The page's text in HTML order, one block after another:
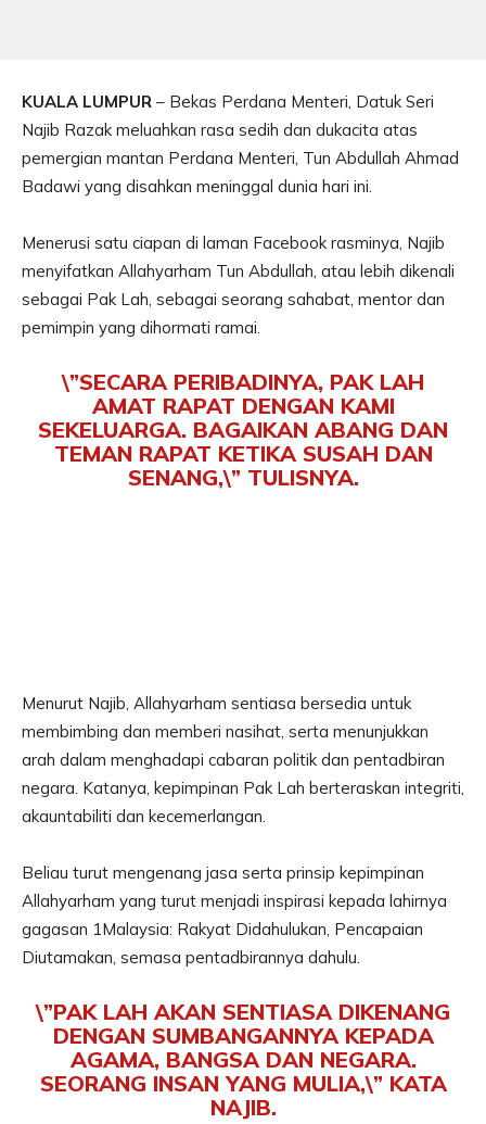
KUALA LUMPUR – Bekas Perdana Menteri, Datuk Seri
Najib Razak meluahkan rasa sedih dan dukacita atas
pemergian mantan Perdana Menteri, Tun Abdullah Ahmad
Badawi yang disahkan meninggal dunia hari ini.
Menerusi satu ciapan di laman Facebook rasminya, Najib
menyifatkan Allahyarham Tun Abdullah, atau lebih dikenali
sebagai Pak Lah, sebagai seorang sahabat, mentor dan
pemimpin yang dihormati ramai.
\”SECARA PERIBADINYA, PAK LAH
AMAT RAPAT DENGAN KAMI
SEKELUARGA. BAGAIKAN ABANG DAN
TEMAN RAPAT KETIKA SUSAH DAN
SENANG,\” TULISNYA.
Menurut Najib, Allahyarham sentiasa bersedia untuk
membimbing dan memberi nasihat, serta menunjukkan
arah dalam menghadapi cabaran politik dan pentadbiran
negara. Katanya, kepimpinan Pak Lah berteraskan integriti,
akauntabiliti dan kecemerlangan.
Beliau turut mengenang jasa serta prinsip kepimpinan
Allahyarham yang turut menjadi inspirasi kepada lahirnya
gagasan 1Malaysia: Rakyat Didahulukan, Pencapaian
Diutamakan, semasa pentadbirannya dahulu.
\”PAK LAH AKAN SENTIASA DIKENANG
DENGAN SUMBANGANNYA KEPADA
AGAMA, BANGSA DAN NEGARA.
SEORANG INSAN YANG MULIA,\” KATA
NAJIB.